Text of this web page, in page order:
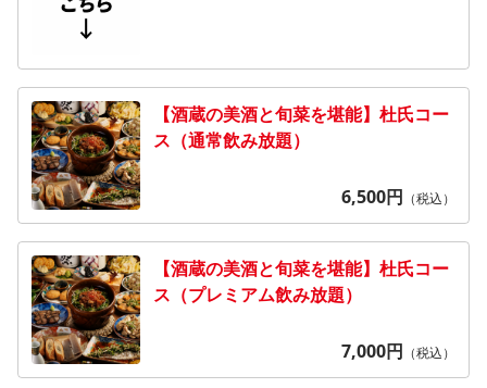
【酒蔵の美酒と旬菜を堪能】杜氏コー
ス（通常飲み放題）
6,500円 （税込）
【酒蔵の美酒と旬菜を堪能】杜氏コー
ス（プレミアム飲み放題）
7,000円 （税込）